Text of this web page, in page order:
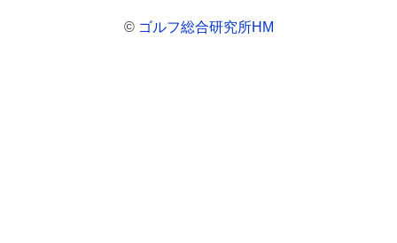
© ゴルフ総合研究所HM